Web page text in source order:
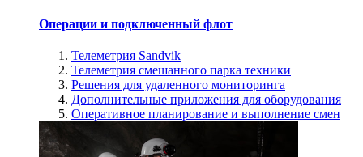
Операции и подключенный флот
Телеметрия Sandvik
Телеметрия смешанного парка техники
Решения для удаленного мониторинга
Дополнительные приложения для оборудования
Оперативное планирование и выполнение смен